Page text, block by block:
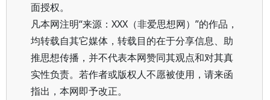
面授权。
凡本网注明“来源：XXX（非爱思想网）”的作品，
均转载自其它媒体，转载目的在于分享信息、助
推思想传播，并不代表本网赞同其观点和对其真
实性负责。若作者或版权人不愿被使用，请来函
指出，本网即予改正。